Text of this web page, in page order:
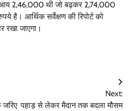
आय 2,46,000 थी जो बढ़कर 2,74,000
है। आर्थिक सर्वेक्षण की रिपोर्ट को
रखा जाएगा।
जरिए
Next:
पहाड़ से लेकर मैदान तक बदला मौसम